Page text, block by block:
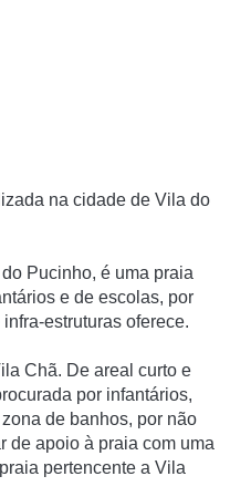
na cidade de Vila do
Pucinho, é uma praia
e de escolas, por
estruturas oferece.
Chã. De areal curto e
por infantários,
de banhos, por não
de apoio à praia com uma
pertencente a Vila